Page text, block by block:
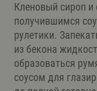
Кленовый сироп
получившимся
рулетики.
из бекона
образоваться
соусом для